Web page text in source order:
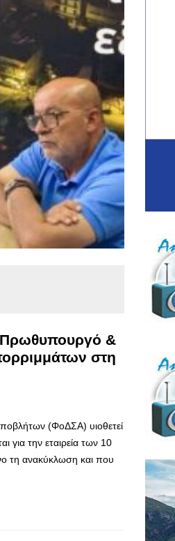
&
στη
(ΦοΔΣΑ) υιοθετεί
για την εταιρεία των 10
τη ανακύκλωση και που